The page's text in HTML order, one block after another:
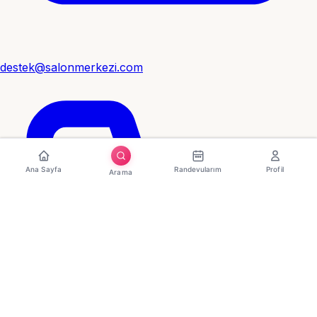
destek@salonmerkezi.com
Ana Sayfa Arama Randevularım Profil